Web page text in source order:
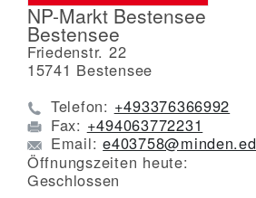
NP-Markt Bestensee
Bestensee
Friedenstr. 22
15741 Bestensee
Telefon: +493376366992
Fax: +494063772231
Email:
Öffnungszeiten heute:
Geschlossen